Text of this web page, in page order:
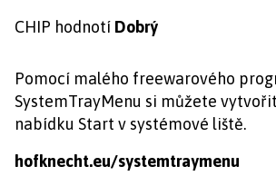
CHIP hodnotí Dobrý
Pomocí malého freewarového
SystemTrayMenu si můžete
nabídku Start v systémové liště.
hofknecht.eu/systemtraymenu